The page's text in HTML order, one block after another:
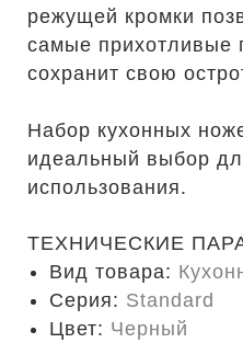
режущей кромки
самые прихотливые
сохранит свою
Набор кухонных
идеальный выбор
использования.
ТЕХНИЧЕСКИЕ
Вид товара:
Серия: Standard
Цвет: Черный